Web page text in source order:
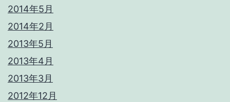
2014年5月
2014年2月
2013年5月
2013年4月
2013年3月
2012年12月